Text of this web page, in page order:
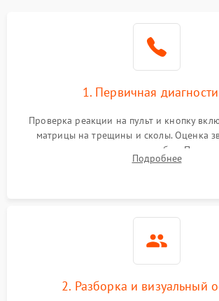
1. Первичная
Проверка реакции на пульт и кнопку
матрицы на трещины и сколы. Оценка
подсветки и индикаторов ошибок.
источников сигнала для выявления
Подробнее
2. Разборка и визуальный